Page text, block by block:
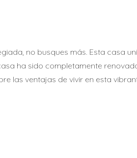
no busques más. Esta casa
ha sido completamente
las ventajas de vivir en esta